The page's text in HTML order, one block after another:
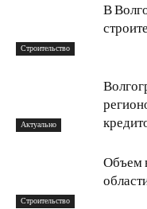
Строительство
В
Актуально
Строительство
Объем